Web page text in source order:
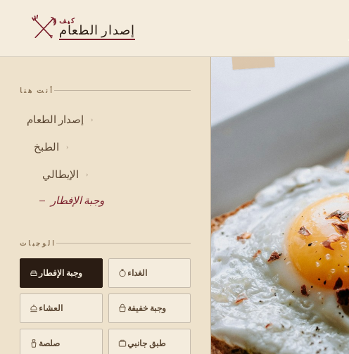
كيف
إصدار الطعام
أنت هنا
إصدار الطعام ›
الطبخ ›
الإيطالي ›
وجبة الإفطار
الوجبات
وجبة الإفطار الغداء
العشاء وجبة خفيفة
صلصة طبق جانبي